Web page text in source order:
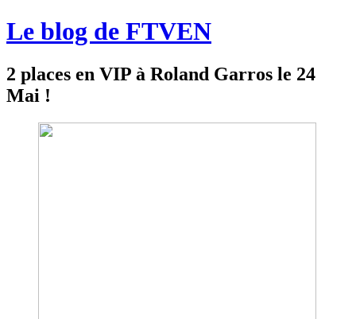
Le blog de FTVEN
2 places en VIP à Roland Garros le 24
Mai !